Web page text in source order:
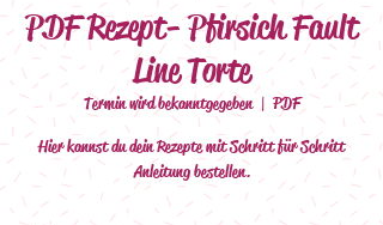
PDF Rezept- Pfirsich Fault
Line Torte
Termin wird bekanntgegeben
  |
PDF
Hier kannst du dein Rezepte mit Schritt für Schritt
Anleitung bestellen.